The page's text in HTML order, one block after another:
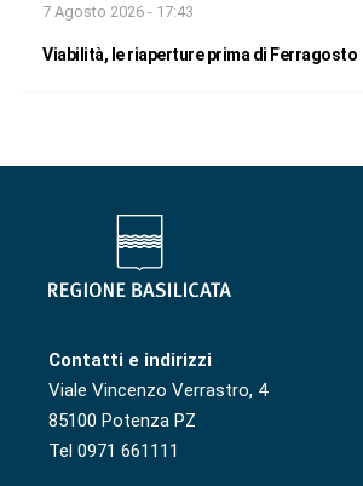
7 Agosto 2026 - 17:43
Viabilità, le riaperture prima di Ferragosto
Contatti e indirizzi
Viale Vincenzo Verrastro, 4
85100 Potenza PZ
Tel 0971 661111